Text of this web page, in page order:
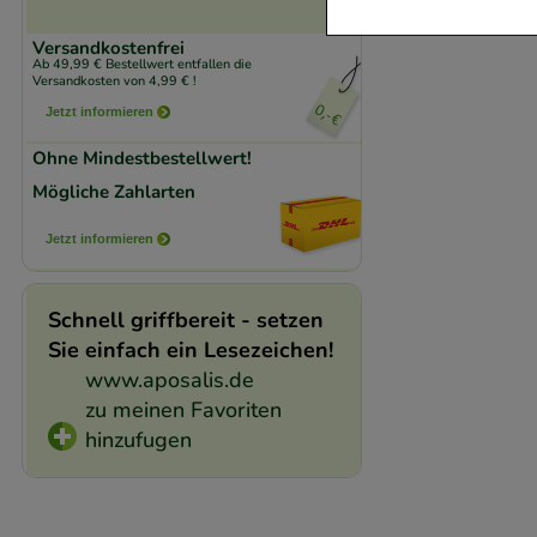
Versandkostenfrei
Ab 49,99 € Bestellwert entfallen die
Versandkosten von 4,99 € !
Jetzt informieren
Ohne Mindestbestellwert!
Mögliche Zahlarten
Jetzt informieren
Schnell griffbereit - setzen
Sie einfach ein Lesezeichen!
www.aposalis.de
zu meinen Favoriten
hinzufugen